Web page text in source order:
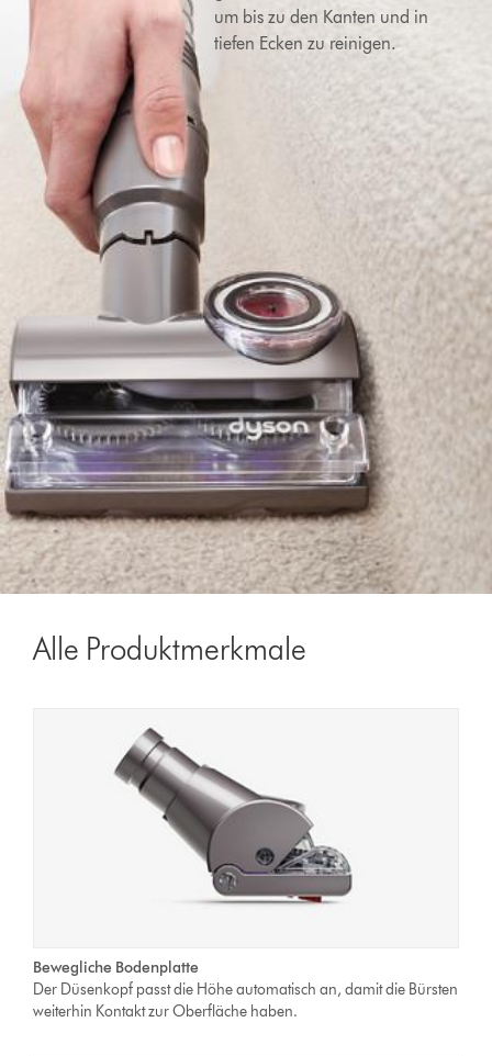
um bis zu den Kanten und in
tiefen Ecken zu reinigen.
Alle Produktmerkmale
Bewegliche Bodenplatte
Der Düsenkopf passt die Höhe automatisch an, damit die Bürsten
weiterhin Kontakt zur Oberfläche haben.